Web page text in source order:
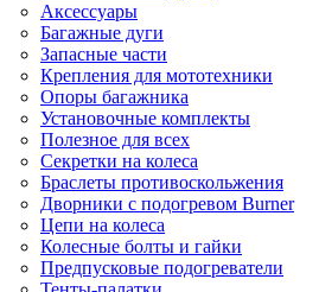
Аксессуары
Багажные дуги
Запасные части
Крепления для мототехники
Опоры багажника
Установочные комплекты
Полезное для всех
Секретки на колеса
Браслеты противоскольжения
Дворники с подогревом Burner
Цепи на колеса
Колесные болты и гайки
Предпусковые подогреватели